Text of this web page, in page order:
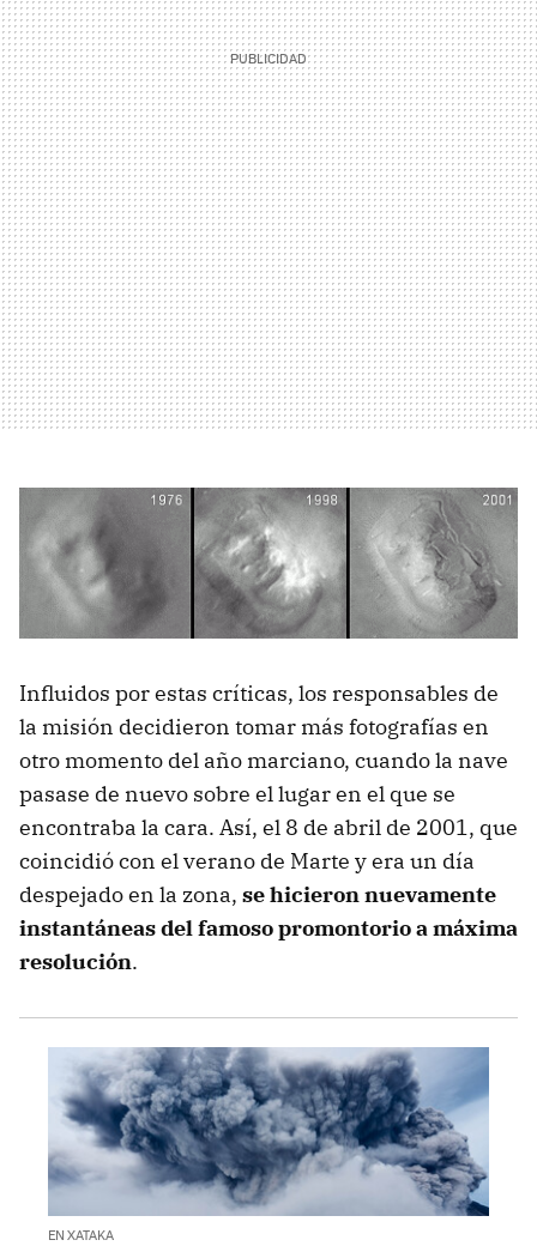
Influidos por estas críticas, los responsables de
la misión decidieron tomar más fotografías en
otro momento del año marciano, cuando la nave
pasase de nuevo sobre el lugar en el que se
encontraba la cara. Así, el 8 de abril de 2001, que
coincidió con el verano de Marte y era un día
despejado en la zona, se hicieron nuevamente
instantáneas del famoso promontorio a máxima
resolución.
EN XATAKA